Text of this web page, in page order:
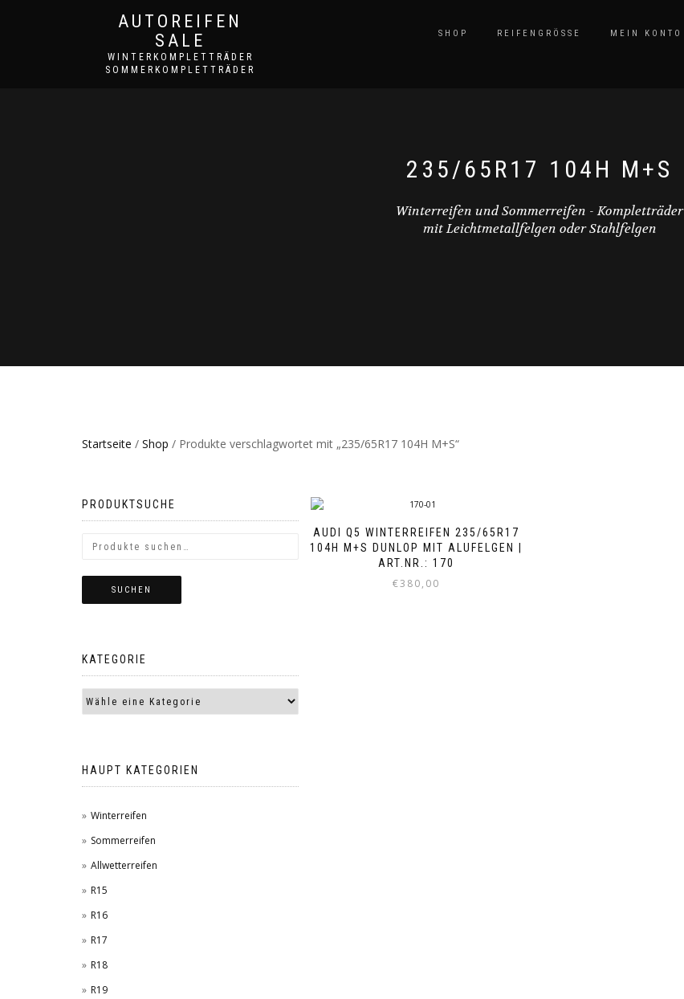
AUTOREIFEN
SALE
WINTERKOMPLETTRÄDER
SOMMERKOMPLETTRÄDER
SHOP REIFENGRÖSSE MEIN KONTO
235/65R17 104H M+S
Winterreifen und Sommerreifen - Kompletträder
mit Leichtmetallfelgen oder Stahlfelgen
Startseite / Shop / Produkte verschlagwortet mit „235/65R17 104H M+S“
AUDI Q5 WINTERREIFEN 235/65R17
104H M+S DUNLOP MIT ALUFELGEN |
ART.NR.: 170
€380,00
PRODUKTSUCHE
SUCHEN
KATEGORIE
HAUPT KATEGORIEN
Winterreifen
Sommerreifen
Allwetterreifen
R15
R16
R17
R18
R19